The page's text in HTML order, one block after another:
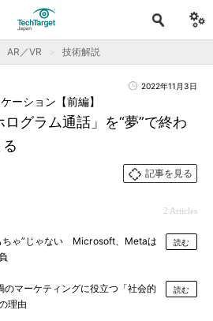
AR／VR 技術解説
2022年11月3日
グラム通話」を“夢”で終わ
ーション【前編】
記事を見る
2 Articles
ちゃ”じゃない Microsoft、Metaは
読む
のマーケティングに役立つ「社会的
理由
読む